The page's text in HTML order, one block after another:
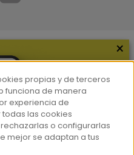
somos?
×
propias y de terceros
funciona de manera
experiencia de
las cookies
o configurarlas
mejor se adaptan a tus